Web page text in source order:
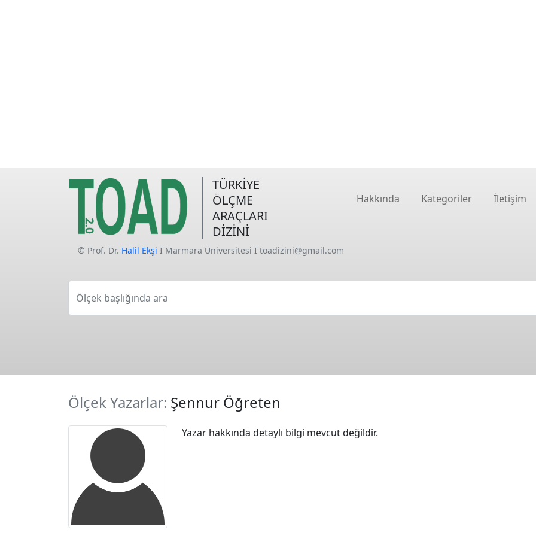
TÜRKİYE
ÖLÇME
ARAÇLARI
DİZİNİ
Hakkında Kategoriler İletişim
© Prof. Dr. Halil Ekşi I Marmara Üniversitesi I toadizini@gmail.com
Ölçek başlığında ara
Ölçek Yazarlar: Şennur Öğreten
Yazar hakkında detaylı bilgi mevcut değildir.